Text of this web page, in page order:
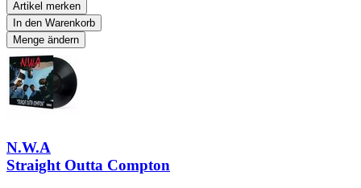
Artikel merken
In den Warenkorb
Menge ändern
N.W.A
Straight Outta Compton